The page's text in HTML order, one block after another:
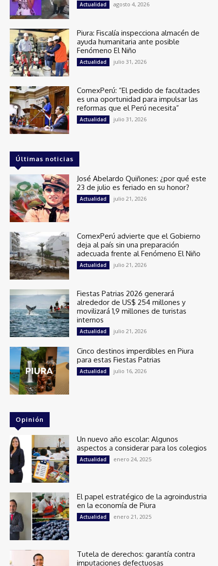
Actualidad agosto 4, 2026
Piura: Fiscalía inspecciona almacén de
ayuda humanitaria ante posible
Fenómeno El Niño
Actualidad julio 31, 2026
ComexPerú: “El pedido de facultades
es una oportunidad para impulsar las
reformas que el Perú necesita”
Actualidad julio 31, 2026
Últimas noticias
José Abelardo Quiñones: ¿por qué este
23 de julio es feriado en su honor?
Actualidad julio 21, 2026
ComexPerú advierte que el Gobierno
deja al país sin una preparación
adecuada frente al Fenómeno El Niño
Actualidad julio 21, 2026
Fiestas Patrias 2026 generará
alrededor de US$ 254 millones y
movilizará 1,9 millones de turistas
internos
Actualidad julio 21, 2026
Cinco destinos imperdibles en Piura
para estas Fiestas Patrias
Actualidad julio 16, 2026
Opinión
Un nuevo año escolar: Algunos
aspectos a considerar para los colegios
Actualidad enero 24, 2025
El papel estratégico de la agroindustria
en la economía de Piura
Actualidad enero 21, 2025
Tutela de derechos: garantía contra
imputaciones defectuosas